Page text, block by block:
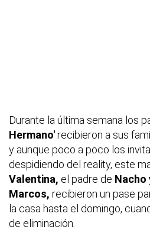
Durante la última semana los
Hermano'recibieron a sus
y aunque poco a poco los
despidiendo del reality, este
Valentina, el padre de Nacho
Marcos, recibieron un pase
la casa hasta el domingo,
de eliminación.